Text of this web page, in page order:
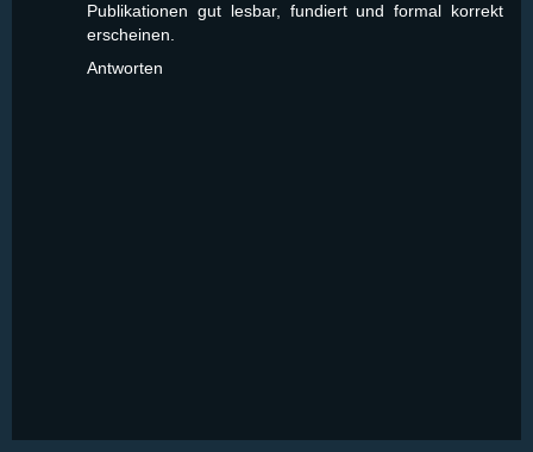
Publikationen gut lesbar, fundiert und formal korrekt
erscheinen.
Antworten